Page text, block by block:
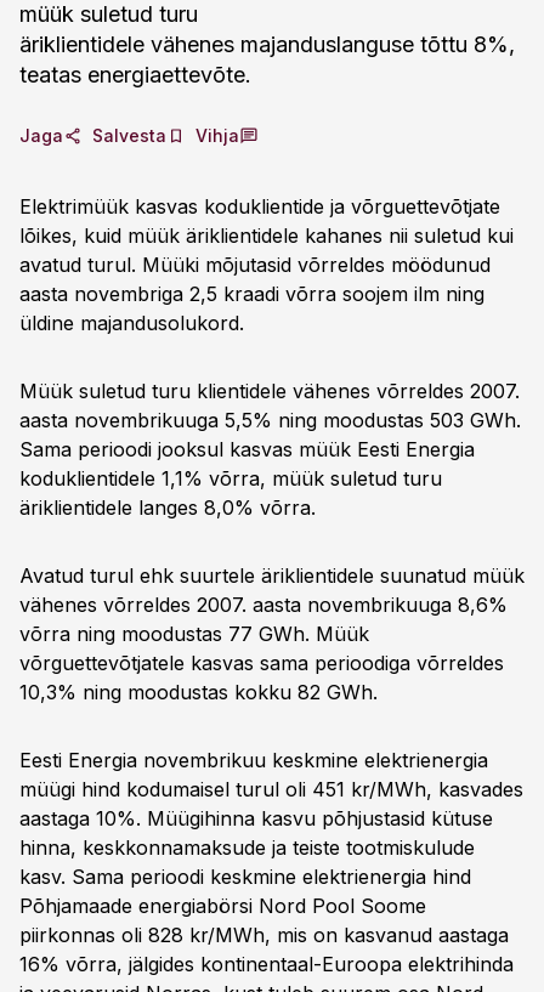
müük suletud turu
äriklientidele vähenes majanduslanguse tõttu 8%,
teatas energiaettevõte.
Jaga Salvesta Vihja
Elektrimüük kasvas koduklientide ja võrguettevõtjate
lõikes, kuid müük äriklientidele kahanes nii suletud kui
avatud turul. Müüki mõjutasid võrreldes möödunud
aasta novembriga 2,5 kraadi võrra soojem ilm ning
üldine majandusolukord.
Müük suletud turu klientidele vähenes võrreldes 2007.
aasta novembrikuuga 5,5% ning moodustas 503 GWh.
Sama perioodi jooksul kasvas müük Eesti Energia
koduklientidele 1,1% võrra, müük suletud turu
äriklientidele langes 8,0% võrra.
Avatud turul ehk suurtele äriklientidele suunatud müük
vähenes võrreldes 2007. aasta novembrikuuga 8,6%
võrra ning moodustas 77 GWh. Müük
võrguettevõtjatele kasvas sama perioodiga võrreldes
10,3% ning moodustas kokku 82 GWh.
Eesti Energia novembrikuu keskmine elektrienergia
müügi hind kodumaisel turul oli 451 kr/MWh, kasvades
aastaga 10%. Müügihinna kasvu põhjustasid kütuse
hinna, keskkonnamaksude ja teiste tootmiskulude
kasv. Sama perioodi keskmine elektrienergia hind
Põhjamaade energiabörsi Nord Pool Soome
piirkonnas oli 828 kr/MWh, mis on kasvanud aastaga
16% võrra, jälgides kontinentaal-Euroopa elektrihinda